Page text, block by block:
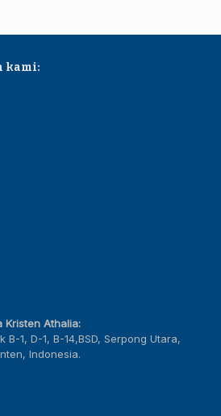
kami:
Kristen Athalia:
B-1, D-1, B-14,BSD, Serpong Utara,
Indonesia.